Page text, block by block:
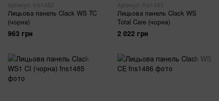
Артикул: fns1482
Лицьова панель Clack WS TC
(чорна)
963 грн
Артикул: fns1483
Лицьова панель Clack WS
Total Care (чорна)
2 022 грн